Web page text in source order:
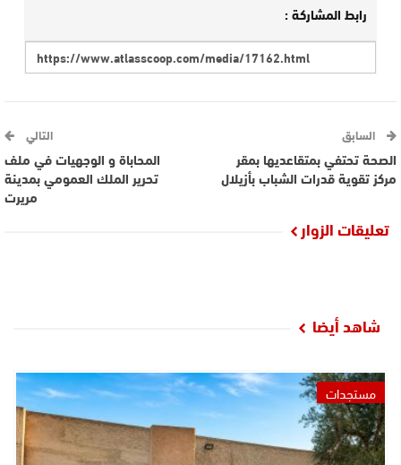
رابط المشاركة :
السابق
الصحة تحتفي بمتقاعديها بمقر
مركز تقوية قدرات الشباب بأزيلال
التالي
المحاباة و الوجهيات في ملف
تحرير الملك العمومي بمدينة
مريرت
تعليقات الزوار
شاهد أيضا
مستجدات